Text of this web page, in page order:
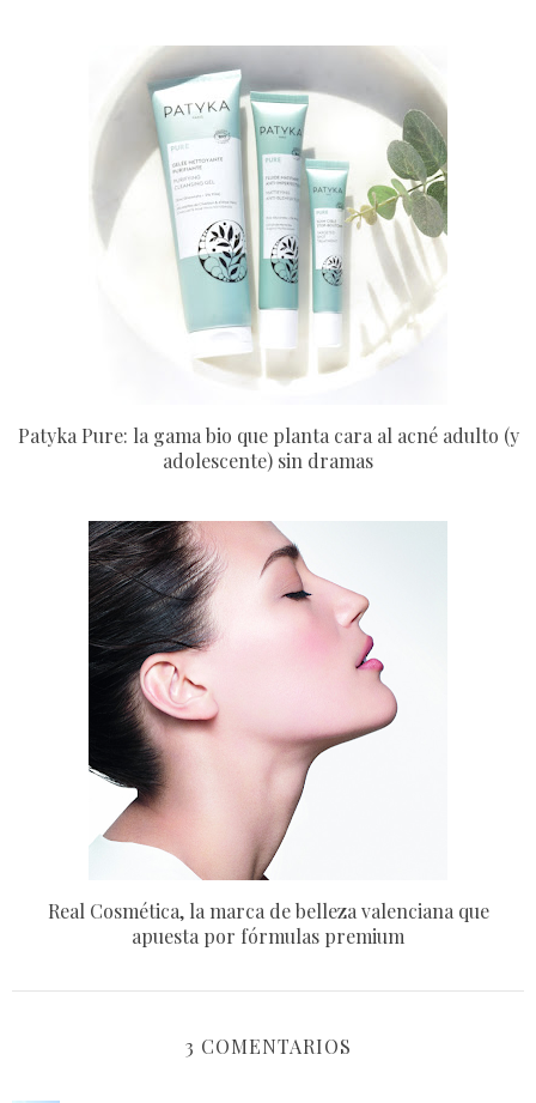
Patyka Pure: la gama bio que planta cara al acné adulto (y
adolescente) sin dramas
Real Cosmética, la marca de belleza valenciana que
apuesta por fórmulas premium
3 COMENTARIOS